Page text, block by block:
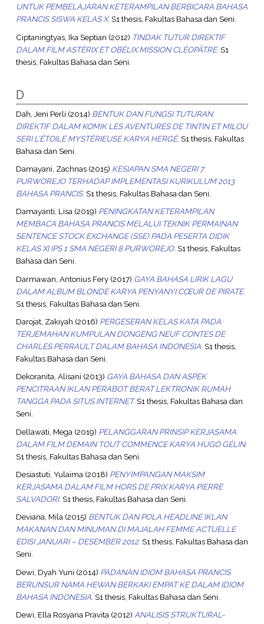
UNTUK PEMBELAJARAN KETERAMPILAN BERBICARA BAHASA
PRANCIS SISWA KELAS X.S1 thesis, Fakultas Bahasa dan Seni.
Ciptaningtyas, Ika Septian (2012) TINDAK TUTUR DIREKTIF
DALAM FILM ASTÉRIX ET OBÉLIX MISSION CLÉOPÂTRE. S1
thesis, Fakultas Bahasa dan Seni.
D
Dah, Jeni Perli (2014) BENTUK DAN FUNGSI TUTURAN
DIREKTIF DALAM KOMIK LES AVENTURES DE TINTIN ET MILOU
SERI L’ÉTOILE MYSTÉRIEUSE KARYA HERGÉ. S1 thesis, Fakultas
Bahasa dan Seni.
Damayani, Zachnas(2015) KESIAPAN SMA NEGERI 7
PURWOREJO TERHADAP IMPLEMENTASI KURIKULUM 2013
BAHASA PRANCIS. S1 thesis, Fakultas Bahasa dan Seni.
Damayanti, Lisa(2019) PENINGKATAN KETERAMPILAN
MEMBACA BAHASA PRANCIS MELALUI TEKNIK PERMAINAN
SENTENCE STOCK EXCHANGE (SSE) PADA PESERTA DIDIK
KELAS XI IPS 1 SMA NEGERI 8 PURWOREJO. S1 thesis, Fakultas
Bahasa dan Seni.
Darmawan, Antonius Fery(2017) GAYA BAHASA LIRIK LAGU
DALAM ALBUM BLONDE KARYA PENYANYI CŒUR DE PIRATE.
S1 thesis, Fakultas Bahasa dan Seni.
Darojat, Zakiyah (2016) PERGESERAN KELAS KATA PADA
TERJEMAHAN KUMPULAN DONGENG NEUF CONTES DE
CHARLES PERRAULT DALAM BAHASA INDONESIA. S1 thesis,
Fakultas Bahasa dan Seni.
Dekoranita, Alisani (2013) GAYA BAHASA DAN ASPEK
PENCITRAAN IKLAN PERABOT BERAT LEKTRONIK RUMAH
TANGGA PADA SITUS INTERNET.S1 thesis, Fakultas Bahasa dan
Seni.
Dellawati, Mega (2019) PELANGGARAN PRINSIP KERJASAMA
DALAM FILM DEMAIN TOUT COMMENCE KARYA HUGO GÉLIN.
S1 thesis, Fakultas Bahasa dan Seni.
Desiastuti, Yulaima (2018) PENYIMPANGAN MAKSIM
KERJASAMA DALAM FILM HORS DE PRIX KARYA PIERRE
SALVADORI. S1 thesis, Fakultas Bahasa dan Seni.
Deviana, Mila(2015) BENTUK DAN POLA HEADLINE IKLAN
MAKANAN DAN MINUMAN DI MAJALAH FEMME ACTUELLE
EDISI JANUARI – DESEMBER 2012. S1 thesis, Fakultas Bahasa dan
Seni.
Dewi, Dyah Yuni (2014) PADANAN IDIOM BAHASA PRANCIS
BERUNSUR NAMA HEWAN BERKAKI EMPAT KE DALAM IDIOM
BAHASA INDONESIA. S1 thesis, Fakultas Bahasa dan Seni.
Dewi, Ella Rosyana Pravita (2012) ANALISIS STRUKTURAL-